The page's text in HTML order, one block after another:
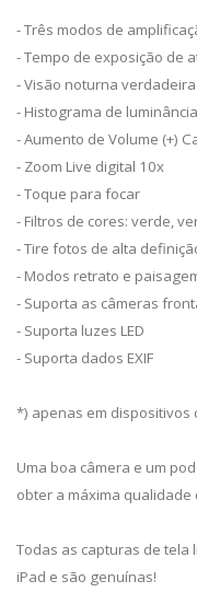
- Três modos de
- Tempo de exposição de
- Visão noturna
- Histograma de
- Aumento de Volume (+)
- Zoom Live digital 10x
- Toque para focar
- Filtros de cores: verde,
- Tire fotos de alta
- Modos retrato e
- Suporta as câmeras
- Suporta luzes LED
- Suporta dados EXIF
*) apenas em dispositivos
Uma boa câmera e um
obter a máxima qualidade
Todas as capturas de tela
iPad e são genuínas!